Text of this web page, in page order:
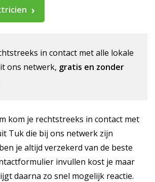
in contact met alle lokale
ons netwerk, gratis en zonder
kom je rechtstreeks in contact met
Tuk die bij ons netwerk zijn
je altijd verzekerd van de beste
invullen kost je maar
daarna zo snel mogelijk reactie.